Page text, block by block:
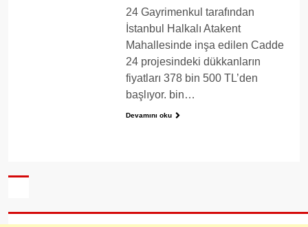
24 Gayrimenkul tarafından
İstanbul Halkalı Atakent
Mahallesinde inşa edilen Cadde
24 projesindeki dükkanların
fiyatları 378 bin 500 TL’den
başlıyor. bin…
Devamını oku